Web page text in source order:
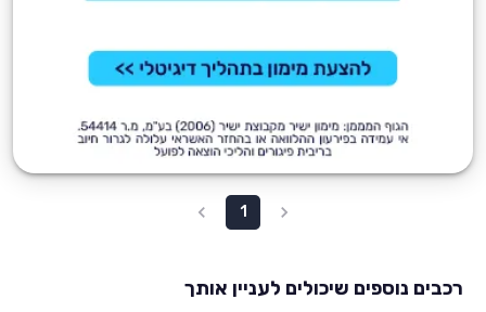
1
רכבים נוספים שיכולים לעניין אותך